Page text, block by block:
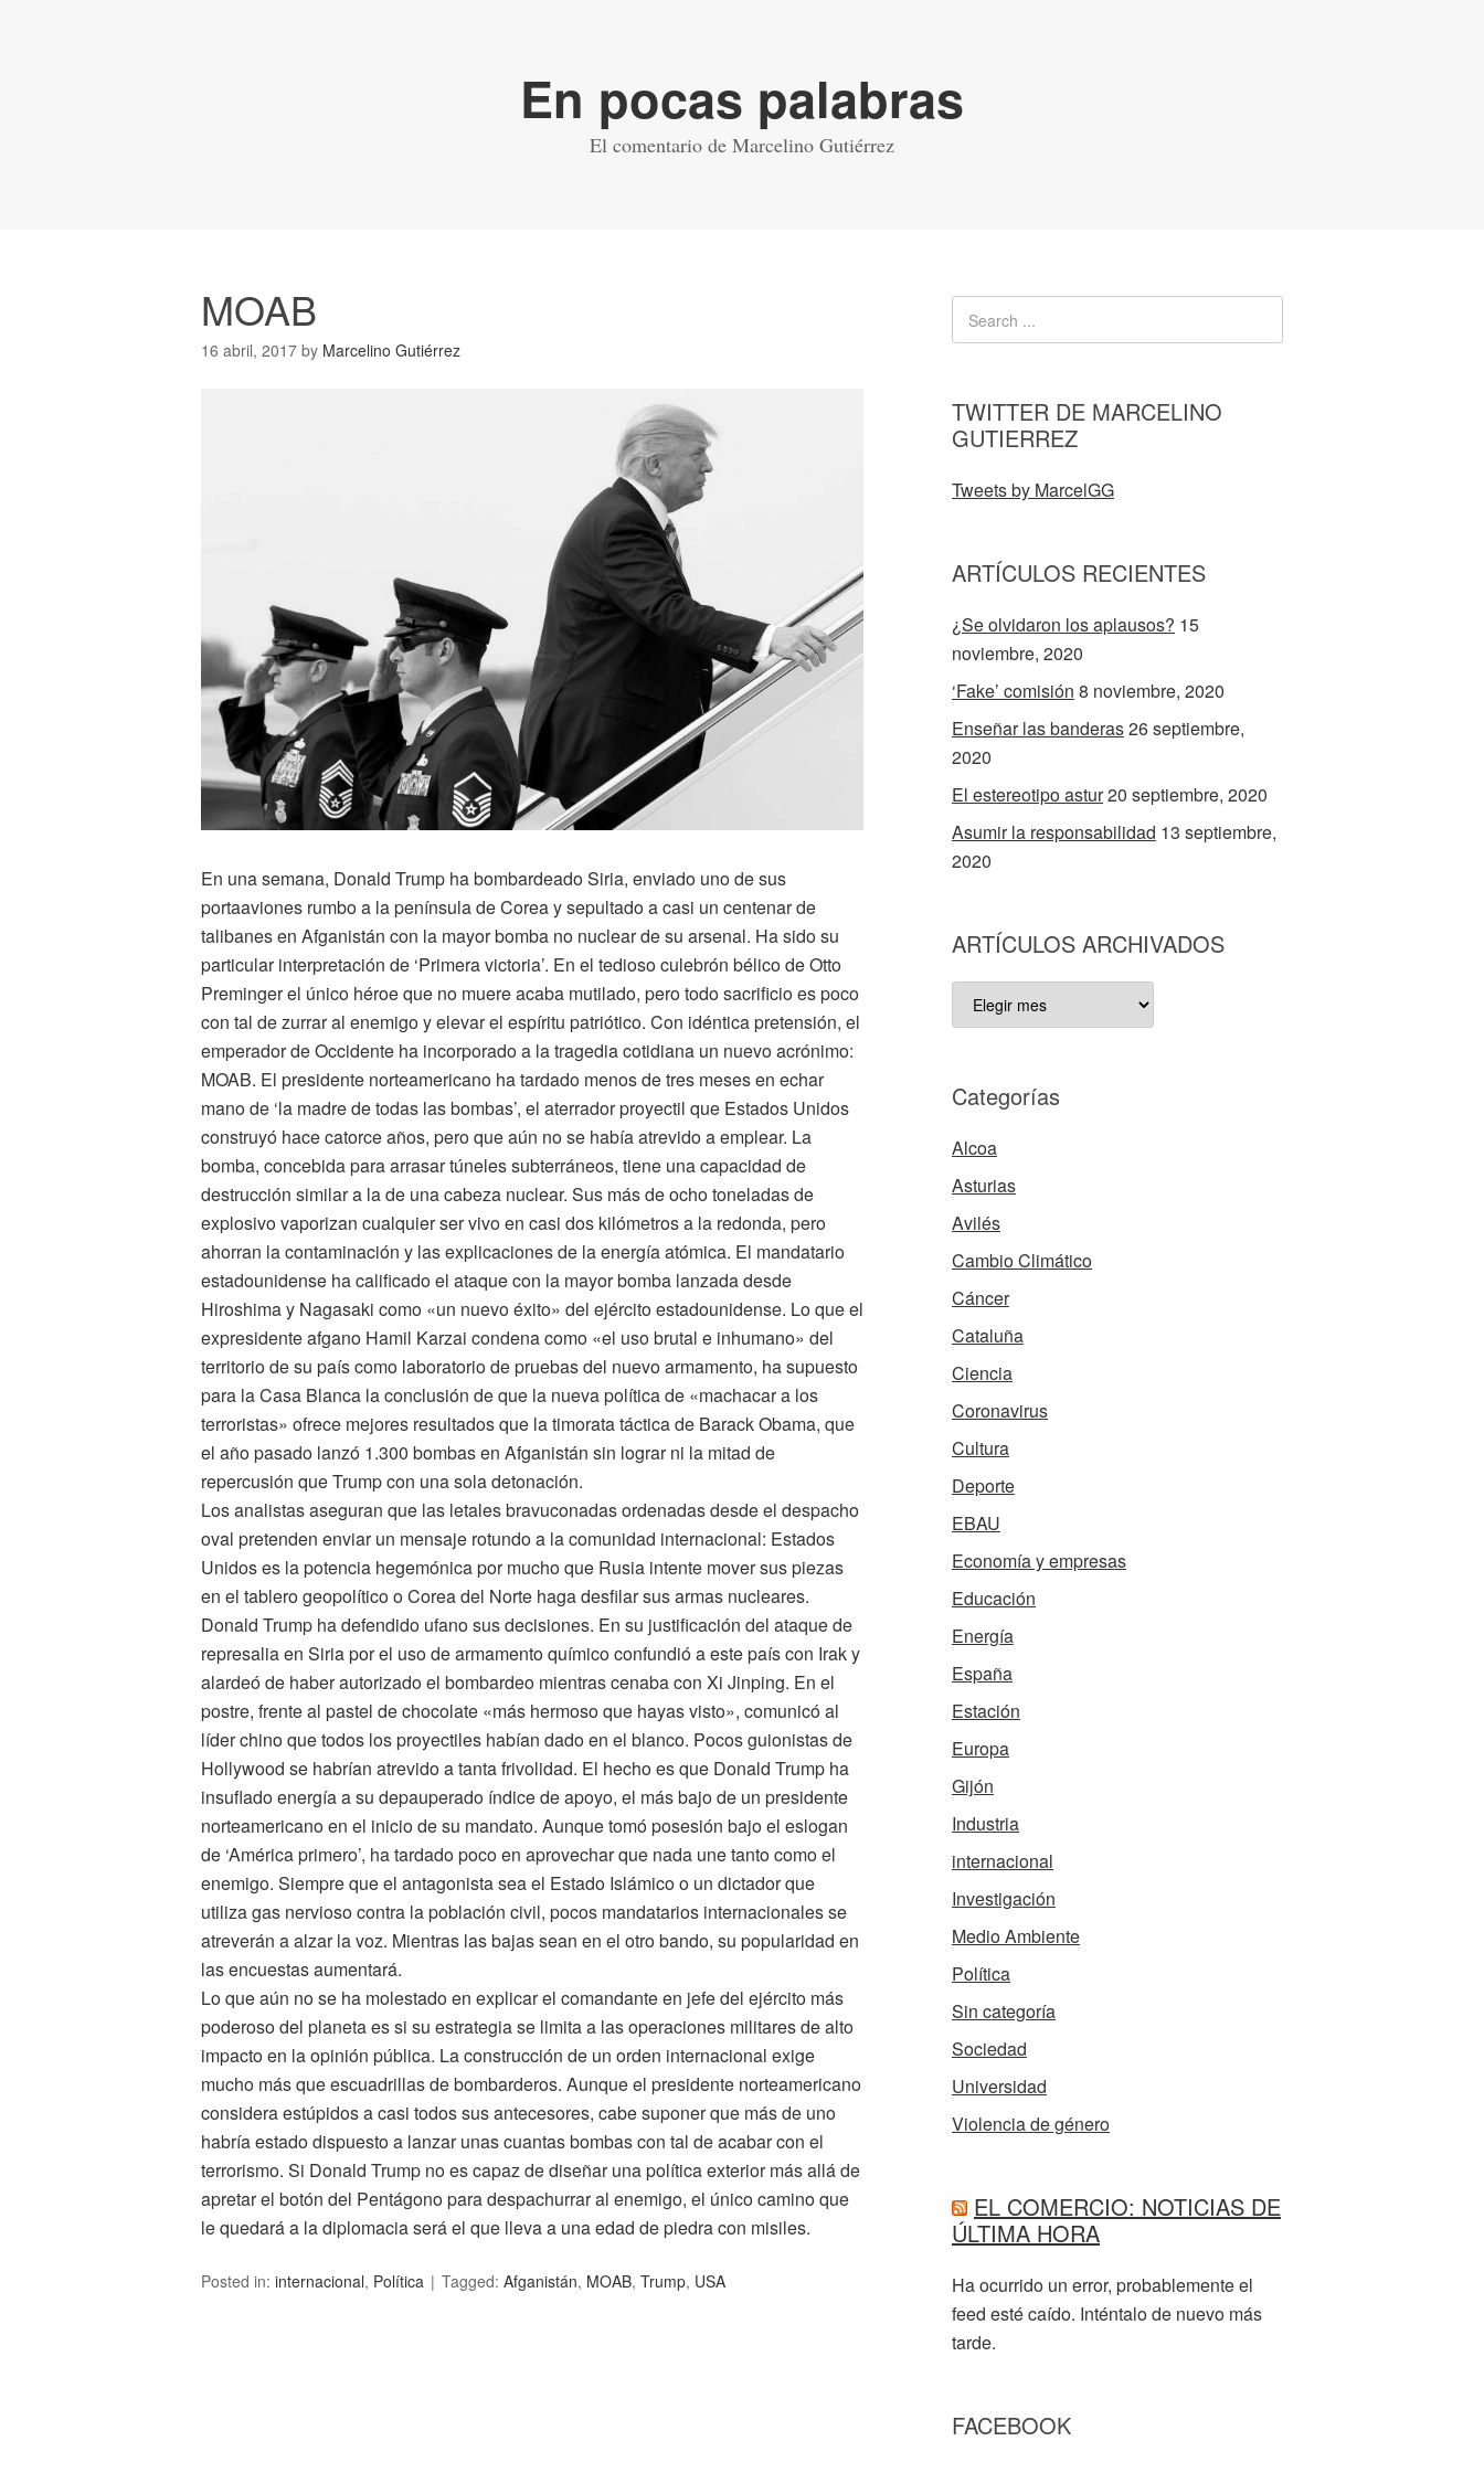
En pocas palabras
El comentario de Marcelino Gutiérrez
MOAB
16 abril, 2017 by Marcelino Gutiérrez
En una semana, Donald Trump ha bombardeado Siria, enviado uno de sus
portaaviones rumbo a la península de Corea y sepultado a casi un centenar de
talibanes en Afganistán con la mayor bomba no nuclear de su arsenal. Ha sido su
particular interpretación de ‘Primera victoria’. En el tedioso culebrón bélico de Otto
Preminger el único héroe que no muere acaba mutilado, pero todo sacrificio es poco
con tal de zurrar al enemigo y elevar el espíritu patriótico. Con idéntica pretensión, el
emperador de Occidente ha incorporado a la tragedia cotidiana un nuevo acrónimo:
MOAB. El presidente norteamericano ha tardado menos de tres meses en echar
mano de ‘la madre de todas las bombas’, el aterrador proyectil que Estados Unidos
construyó hace catorce años, pero que aún no se había atrevido a emplear. La
bomba, concebida para arrasar túneles subterráneos, tiene una capacidad de
destrucción similar a la de una cabeza nuclear. Sus más de ocho toneladas de
explosivo vaporizan cualquier ser vivo en casi dos kilómetros a la redonda, pero
ahorran la contaminación y las explicaciones de la energía atómica. El mandatario
estadounidense ha calificado el ataque con la mayor bomba lanzada desde
Hiroshima y Nagasaki como «un nuevo éxito» del ejército estadounidense. Lo que el
expresidente afgano Hamil Karzai condena como «el uso brutal e inhumano» del
territorio de su país como laboratorio de pruebas del nuevo armamento, ha supuesto
para la Casa Blanca la conclusión de que la nueva política de «machacar a los
terroristas» ofrece mejores resultados que la timorata táctica de Barack Obama, que
el año pasado lanzó 1.300 bombas en Afganistán sin lograr ni la mitad de
repercusión que Trump con una sola detonación.
Los analistas aseguran que las letales bravuconadas ordenadas desde el despacho
oval pretenden enviar un mensaje rotundo a la comunidad internacional: Estados
Unidos es la potencia hegemónica por mucho que Rusia intente mover sus piezas
en el tablero geopolítico o Corea del Norte haga desfilar sus armas nucleares.
Donald Trump ha defendido ufano sus decisiones. En su justificación del ataque de
represalia en Siria por el uso de armamento químico confundió a este país con Irak y
alardeó de haber autorizado el bombardeo mientras cenaba con Xi Jinping. En el
postre, frente al pastel de chocolate «más hermoso que hayas visto», comunicó al
líder chino que todos los proyectiles habían dado en el blanco. Pocos guionistas de
Hollywood se habrían atrevido a tanta frivolidad. El hecho es que Donald Trump ha
insuflado energía a su depauperado índice de apoyo, el más bajo de un presidente
norteamericano en el inicio de su mandato. Aunque tomó posesión bajo el eslogan
de ‘América primero’, ha tardado poco en aprovechar que nada une tanto como el
enemigo. Siempre que el antagonista sea el Estado Islámico o un dictador que
utiliza gas nervioso contra la población civil, pocos mandatarios internacionales se
atreverán a alzar la voz. Mientras las bajas sean en el otro bando, su popularidad en
las encuestas aumentará.
Lo que aún no se ha molestado en explicar el comandante en jefe del ejército más
poderoso del planeta es si su estrategia se limita a las operaciones militares de alto
impacto en la opinión pública. La construcción de un orden internacional exige
mucho más que escuadrillas de bombarderos. Aunque el presidente norteamericano
considera estúpidos a casi todos sus antecesores, cabe suponer que más de uno
habría estado dispuesto a lanzar unas cuantas bombas con tal de acabar con el
terrorismo. Si Donald Trump no es capaz de diseñar una política exterior más allá de
apretar el botón del Pentágono para despachurrar al enemigo, el único camino que
le quedará a la diplomacia será el que lleva a una edad de piedra con misiles.
Posted in: internacional, Política Tagged: Afganistán, MOAB, Trump, USA
TWITTER DE MARCELINO
GUTIERREZ
Tweets by MarcelGG
ARTÍCULOS RECIENTES
¿Se olvidaron los aplausos? 15
noviembre, 2020
‘Fake’ comisión 8 noviembre, 2020
Enseñar las banderas26 septiembre,
2020
El estereotipo astur20 septiembre, 2020
Asumir la responsabilidad 13 septiembre,
2020
ARTÍCULOS ARCHIVADOS
ARTÍCULOS
ARCHIVADOS
Categorías
Alcoa
Asturias
Avilés
Cambio Climático
Cáncer
Cataluña
Ciencia
Coronavirus
Cultura
Deporte
EBAU
Economía y empresas
Educación
Energía
España
Estación
Europa
Gijón
Industria
internacional
Investigación
Medio Ambiente
Política
Sin categoría
Sociedad
Universidad
Violencia de género
EL COMERCIO: NOTICIAS DE
ÚLTIMA HORA
Ha ocurrido un error, probablemente el
feed esté caído. Inténtalo de nuevo más
tarde.
FACEBOOK